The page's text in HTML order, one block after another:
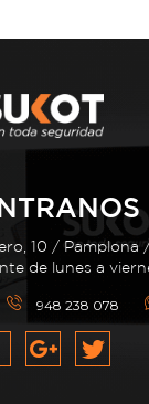
10 / Pamplona
de lunes a
948 238 078